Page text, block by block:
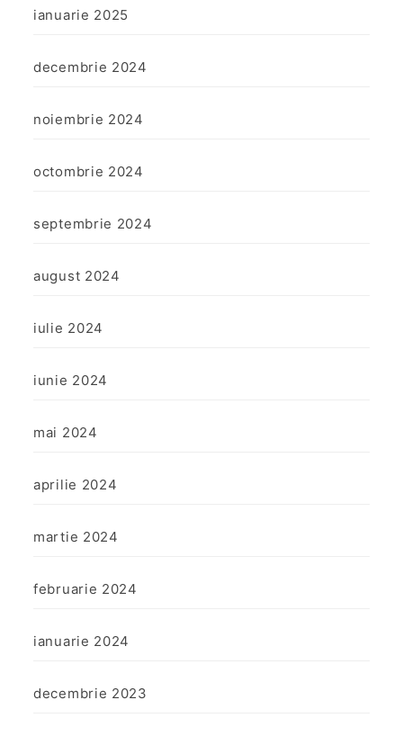
ianuarie 2025
decembrie 2024
noiembrie 2024
octombrie 2024
septembrie 2024
august 2024
iulie 2024
iunie 2024
mai 2024
aprilie 2024
martie 2024
februarie 2024
ianuarie 2024
decembrie 2023